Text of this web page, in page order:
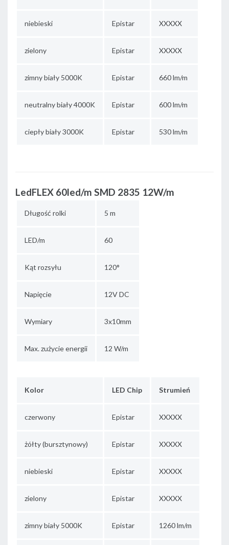
niebieski Epistar XXXXX
zielony Epistar XXXXX
zimny biały 5000K Epistar 660 lm/m
neutralny biały 4000K Epistar 600 lm/m
ciepły biały 3000K Epistar 530 lm/m
LedFLEX 60led/m SMD 2835 12W/m
Długość rolki 5 m
LED/m 60
Kąt rozsyłu 120°
Napięcie 12V DC
Wymiary 3x10mm
Max. zużycie energii 12 W/m
Kolor LED Chip Strumień
czerwony Epistar XXXXX
żółty (bursztynowy) Epistar XXXXX
niebieski Epistar XXXXX
zielony Epistar XXXXX
zimny biały 5000K Epistar 1260 lm/m